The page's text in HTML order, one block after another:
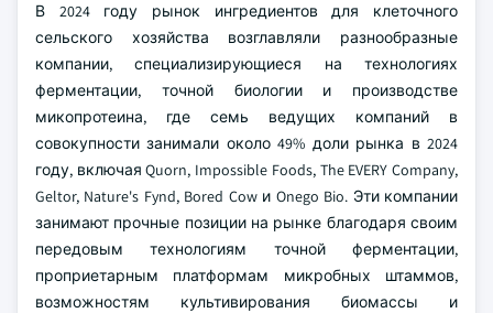
В 2024 году рынок ингредиентов для клеточного
сельского хозяйства возглавляли разнообразные
компании, специализирующиеся на технологиях
ферментации, точной биологии и производстве
микопротеина, где семь ведущих компаний в
совокупности занимали около 49% доли рынка в 2024
году, включая Quorn, Impossible Foods, The EVERY Company,
Geltor, Nature's Fynd, Bored Cow и Onego Bio. Эти компании
занимают прочные позиции на рынке благодаря своим
передовым технологиям точной ферментации,
проприетарным платформам микробных штаммов,
возможностям культивирования биомассы и